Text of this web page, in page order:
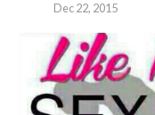
Dec 22, 2015